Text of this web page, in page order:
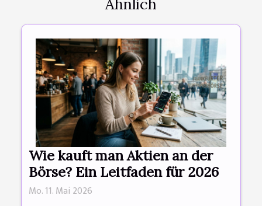
Ähnlich
Wie kauft man Aktien an der
Börse? Ein Leitfaden für 2026
Mo. 11. Mai 2026